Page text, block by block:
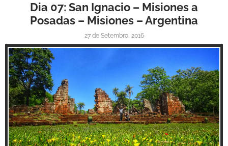
Dia 07: San Ignacio – Misiones a
Posadas – Misiones – Argentina
27 de Setembro, 2016
Inspire-se!